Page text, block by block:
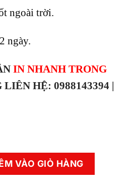
ngoài trời.
ngày.
IN NHANH TRONG
HỆ: 0988143394 |
Có Trong Ngày số lượng
VÀO GIỎ HÀNG